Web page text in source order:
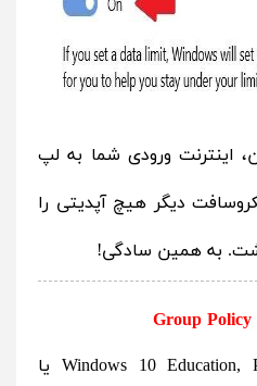
اینترنت ورودی شما به لپ
دیگر هیچ آپدیتی را
به همین سادگی!
اگر شما از نسخه های Windows 10 Education, Pro یا